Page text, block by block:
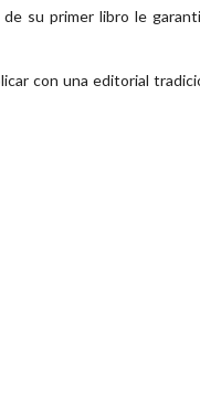
su primer libro le
con una editorial